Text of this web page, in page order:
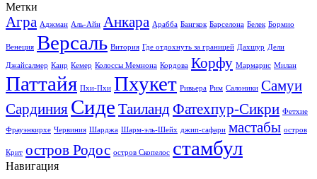
Метки
Агра Аджман Аль-Айн Анкара Арабба Бангкок Барселона Белек Бормио
Венеция Версаль Витория Где отдохнуть за границей Дахшур Дели
Джайсалмер Каир Кемер Колоссы Мемнона Кордова Корфу Мармарис Милан
Паттайя Пхи-Пхи Пхукет Ривьера Рим Салоники Самуи
Сардиния Сиде ТаиландФатехпур-Сикри Фетхие
Фрауэнкирхе Червиния Шарджа Шарм-эль-Шейх джип-сафари мастабы остров
Крит остров Родос остров Скопелос стамбул
Навигация